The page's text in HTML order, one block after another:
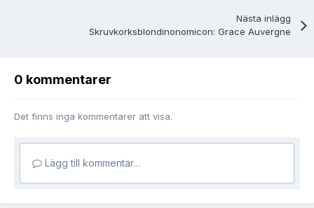
Nästa inlägg
Skruvkorksblondinonomicon: Grace Auvergne
0 kommentarer
Det finns inga kommentarer att visa.
Lägg till kommentar…